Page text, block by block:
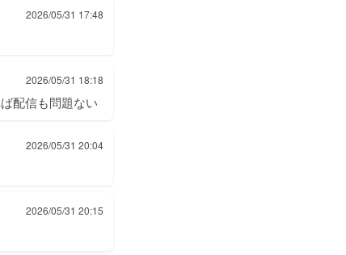
2026/05/31 17:48
2026/05/31 18:18
配信も問題ない
2026/05/31 20:04
2026/05/31 20:15